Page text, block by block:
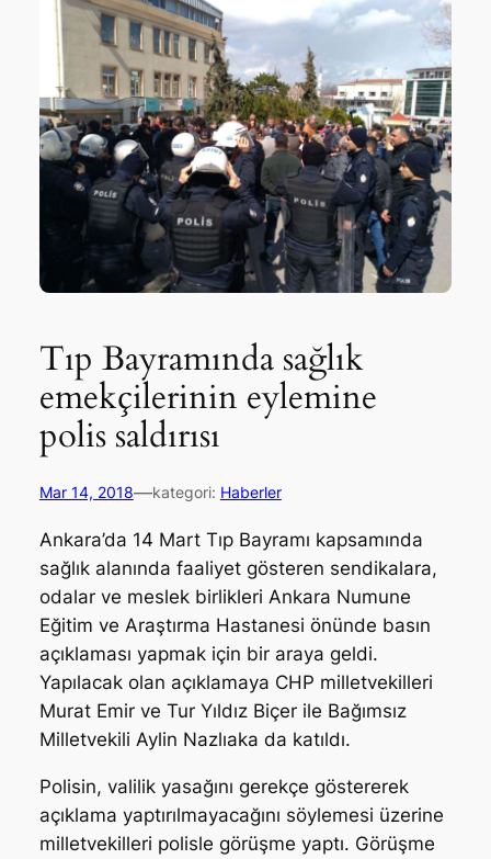
Tıp Bayramında sağlık
emekçilerinin eylemine
polis saldırısı
Mar 14, 2018—kategori: Haberler
Ankara’da 14 Mart Tıp Bayramı kapsamında
sağlık alanında faaliyet gösteren sendikalara,
odalar ve meslek birlikleri Ankara Numune
Eğitim ve Araştırma Hastanesi önünde basın
açıklaması yapmak için bir araya geldi.
Yapılacak olan açıklamaya CHP milletvekilleri
Murat Emir ve Tur Yıldız Biçer ile Bağımsız
Milletvekili Aylin Nazlıaka da katıldı.
Polisin, valilik yasağını gerekçe göstererek
açıklama yaptırılmayacağını söylemesi üzerine
milletvekilleri polisle görüşme yaptı. Görüşme